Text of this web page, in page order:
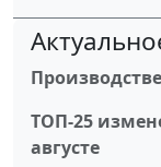
ТОП-25
августе